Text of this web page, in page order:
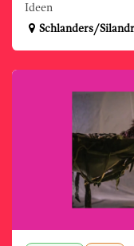
Ideen
Schlanders/